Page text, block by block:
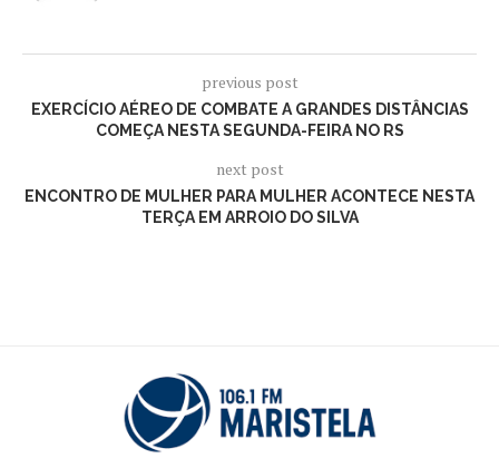
previous post
EXERCÍCIO AÉREO DE COMBATE A GRANDES DISTÂNCIAS
COMEÇA NESTA SEGUNDA-FEIRA NO RS
next post
ENCONTRO DE MULHER PARA MULHER ACONTECE NESTA
TERÇA EM ARROIO DO SILVA